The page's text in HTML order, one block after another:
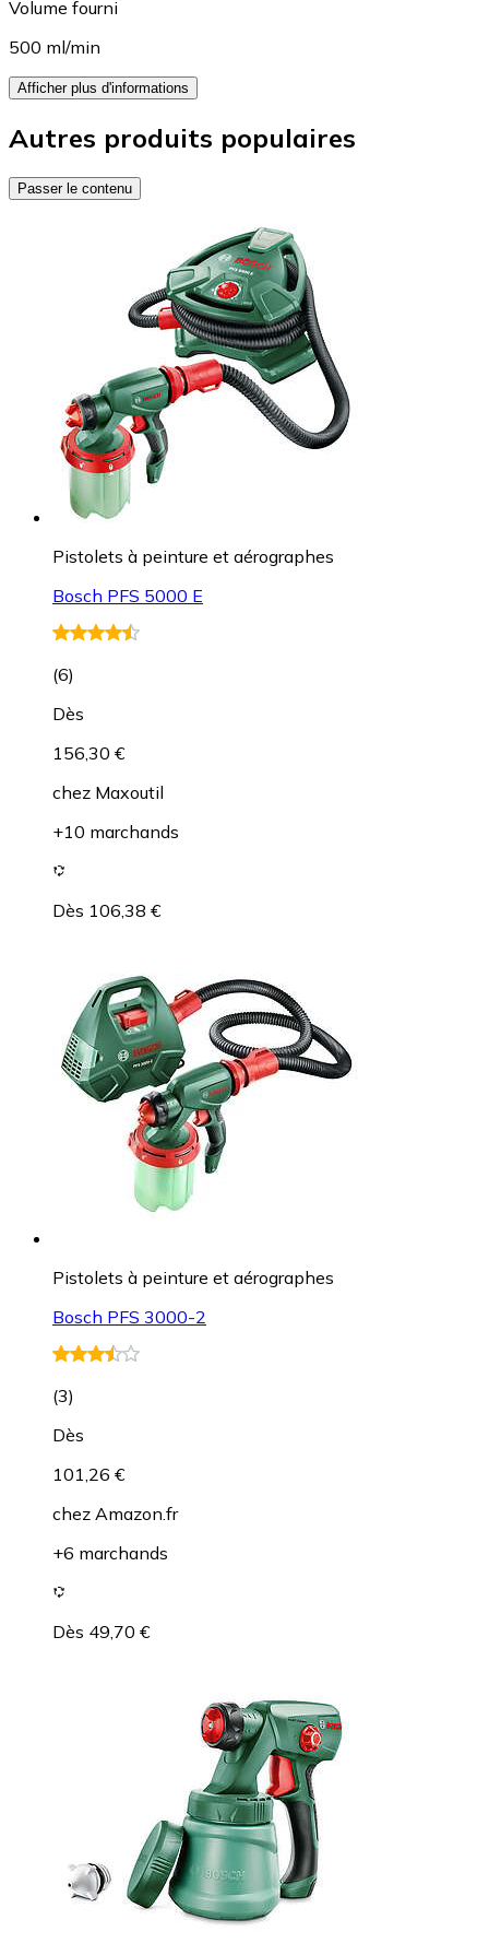
Volume fourni
500 ml/min
Afficher plus d'informations
Autres produits populaires
Passer le contenu
Pistolets à peinture et aérographes
Bosch PFS 5000 E
(6)
Dès
156,30 €
chez Maxoutil
+10 marchands
Dès 106,38 €
Pistolets à peinture et aérographes
Bosch PFS 3000-2
(3)
Dès
101,26 €
chez Amazon.fr
+6 marchands
Dès 49,70 €